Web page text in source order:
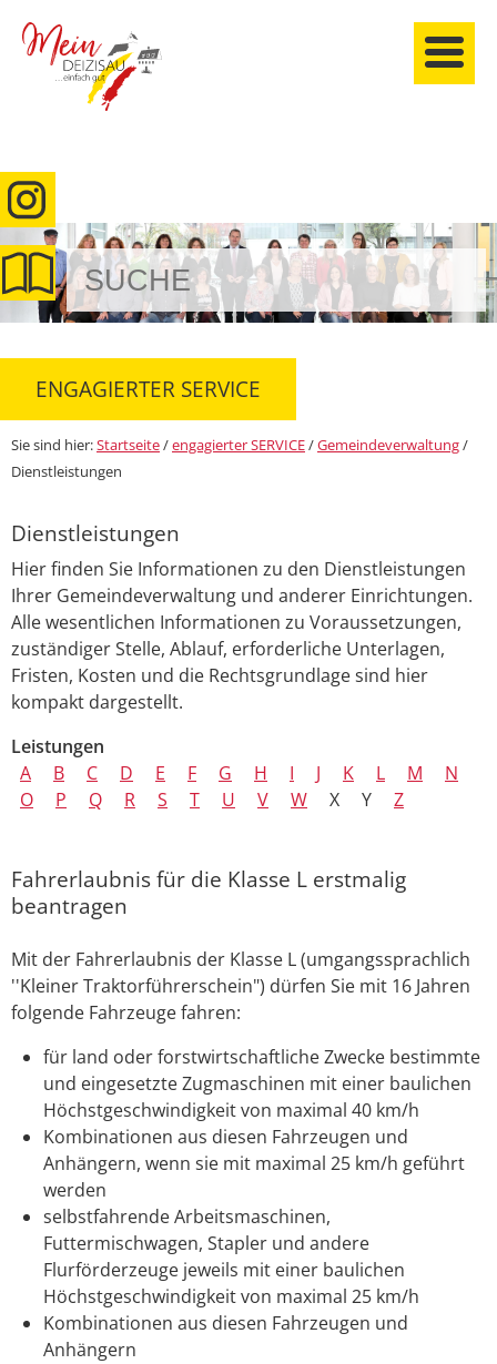
anmelden
ENGAGIERTER SERVICE
Sie sind hier:Startseite/engagierter SERVICE/Gemeindeverwaltung/
Dienstleistungen
Dienstleistungen
Hier finden Sie Informationen zu den Dienstleistungen
Ihrer Gemeindeverwaltung und anderer Einrichtungen.
Alle wesentlichen Informationen zu Voraussetzungen,
zuständiger Stelle, Ablauf, erforderliche Unterlagen,
Fristen, Kosten und die Rechtsgrundlage sind hier
kompakt dargestellt.
Leistungen
A
B C D E F G H I J K L M
N
O
P Q R S T U V W X Y Z
Fahrerlaubnis für die Klasse L erstmalig
beantragen
Mit der Fahrerlaubnis der Klasse L (umgangssprachlich
''Kleiner Traktorführerschein") dürfen Sie mit 16 Jahren
folgende Fahrzeuge fahren:
für land oder forstwirtschaftliche Zwecke bestimmte
und eingesetzte Zugmaschinen mit einer baulichen
Höchstgeschwindigkeit von maximal 40 km/h
Kombinationen aus diesen Fahrzeugen und
Anhängern, wenn sie mit maximal 25 km/h geführt
werden
selbstfahrende Arbeitsmaschinen,
Futtermischwagen, Stapler und andere
Flurförderzeuge jeweils mit einer baulichen
Höchstgeschwindigkeit von maximal 25 km/h
Kombinationen aus diesen Fahrzeugen und
Anhängern